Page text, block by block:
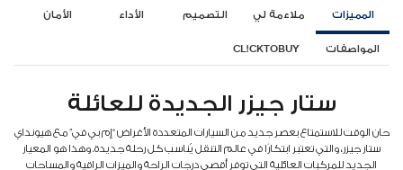
المميزات ملاءمة لي التصميم الأداء الأمان
المواصفات
ستار جيزر الجديدة للعائلة
حان الوقت للاستمتاع بعصر جديد من السيارات المتعددة الأغراض “إم بي في” مع هيونداي
ستار جيزر، والتي تعتبر ابتكارًا في عالم التنقل يُناسب كل رحلة جديدة. وهذا هو المعيار
الجديد للمركبات العائلية التي توفر أقصى درجات الراحة والميزات الراقية والمساحات